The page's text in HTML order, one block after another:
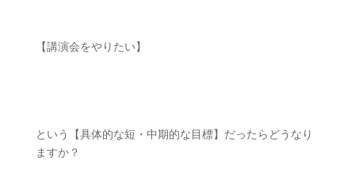
【講演会をやりたい】
という【具体的な短・中期的な目標】だったらどうなり
ますか？